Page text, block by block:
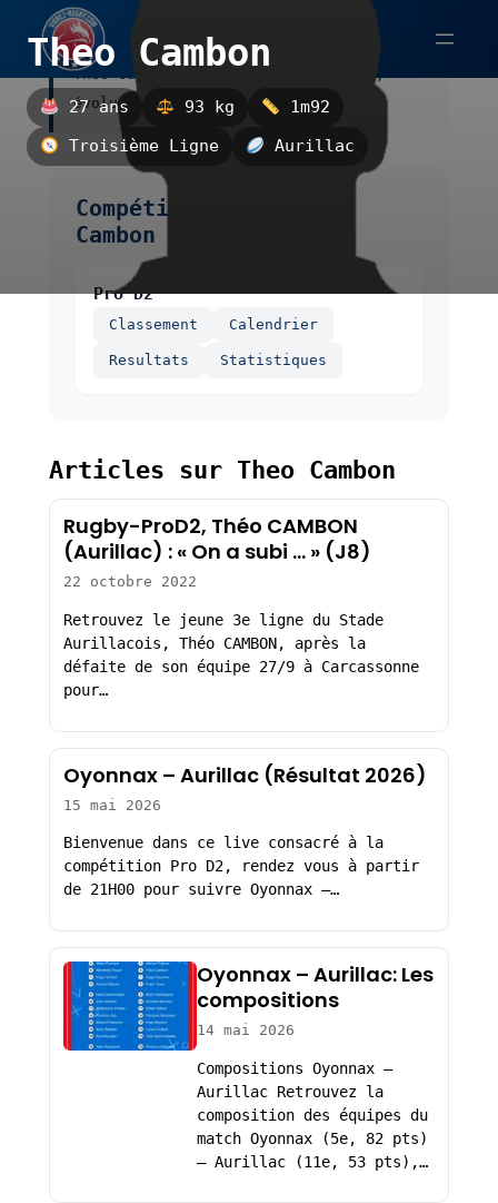
Aller
contenu
Theo Cambon
27 ans 93 kg
1m92
Troisième Ligne
Aurillac
Theo Cambon est un troisième ligne,
évoluant à Aurillac.
Compétitions de Theo
Cambon
Pro D2
Classement Calendrier
Resultats Statistiques
Articles sur Theo Cambon
Rugby-ProD2, Théo CAMBON
(Aurillac) : « On a subi … » (J8)
22 octobre 2022
Retrouvez le jeune 3e ligne du Stade
Aurillacois, Théo CAMBON, après la
défaite de son équipe 27/9 à Carcassonne
pour…
Oyonnax – Aurillac (Résultat 2026)
15 mai 2026
Bienvenue dans ce live consacré à la
compétition Pro D2, rendez vous à partir
de 21H00 pour suivre Oyonnax –…
Oyonnax – Aurillac: Les
compositions
14 mai 2026
Compositions Oyonnax –
Aurillac Retrouvez la
composition des équipes du
match Oyonnax (5e, 82 pts)
– Aurillac (11e, 53 pts),…